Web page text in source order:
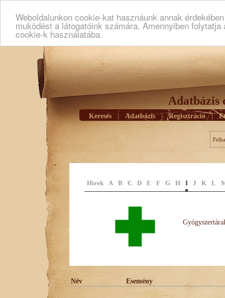
Weboldalunkon cookie-kat hasznáunk annak
muködést a látogatóink számára. Amennyiben
cookie-k használatába.
Adatbázis
Keresés Adatbázis | Regisztráció |
Hírek A B C D E F G H I J K L
Név Esemény